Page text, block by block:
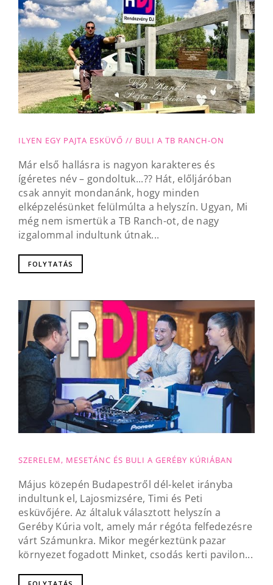
ILYEN EGY PAJTA ESKÜVŐ // BULI A TB RANCH-ON
Már első hallásra is nagyon karakteres és
ígéretes név – gondoltuk...?? Hát, előljáróban
csak annyit mondanánk, hogy minden
elképzelésünket felülmúlta a helyszín. Ugyan, Mi
még nem ismertük a TB Ranch-ot, de nagy
izgalommal indultunk útnak...
FOLYTATÁS
SZERELEM, MESETÁNC ÉS BULI A GERÉBY KÚRIÁBAN
Május közepén Budapestről dél-kelet irányba
indultunk el, Lajosmizsére, Timi és Peti
esküvőjére. Az általuk választott helyszín a
Geréby Kúria volt, amely már régóta felfedezésre
várt Számunkra. Mikor megérkeztünk pazar
környezet fogadott Minket, csodás kerti pavilon...